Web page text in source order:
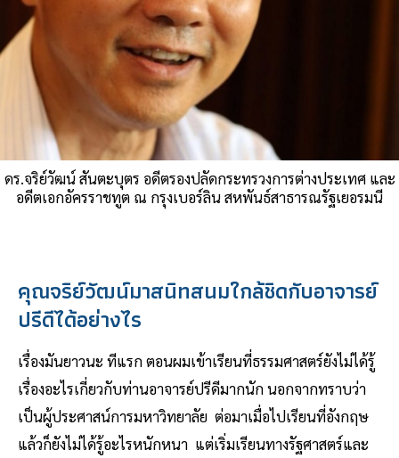
ดร.จริย์วัฒน์ สันตะบุตร อดีตรองปลัดกระทรวงการต่างประเทศ และ
อดีตเอกอัครราชทูต ณ กรุงเบอร์ลิน สหพันธ์สาธารณรัฐเยอรมนี
คุณจริย์วัฒน์มาสนิทสนมใกล้ชิดกับอาจารย์
ปรีดีได้อย่างไร
เรื่องมันยาวนะ ทีแรก ตอนผมเข้าเรียนที่ธรรมศาสตร์ยังไม่ได้รู้
เรื่องอะไรเกี่ยวกับท่านอาจารย์ปรีดีมากนัก นอกจากทราบว่า
เป็นผู้ประศาสน์การมหาวิทยาลัย ต่อมาเมื่อไปเรียนที่อังกฤษ
แล้วก็ยังไม่ได้รู้อะไรหนักหนา แต่เริ่มเรียนทางรัฐศาสตร์และ